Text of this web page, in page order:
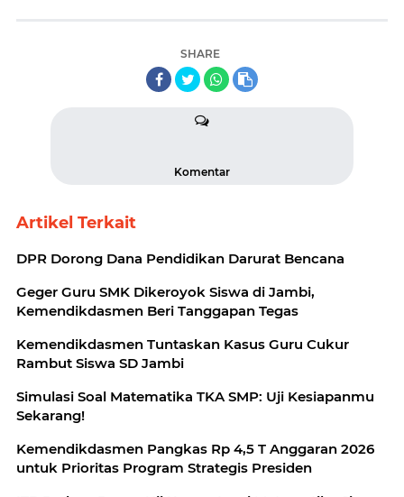
SHARE
Komentar
Artikel Terkait
DPR Dorong Dana Pendidikan Darurat Bencana
Geger Guru SMK Dikeroyok Siswa di Jambi,
Kemendikdasmen Beri Tanggapan Tegas
Kemendikdasmen Tuntaskan Kasus Guru Cukur
Rambut Siswa SD Jambi
Simulasi Soal Matematika TKA SMP: Uji Kesiapanmu
Sekarang!
Kemendikdasmen Pangkas Rp 4,5 T Anggaran 2026
untuk Prioritas Program Strategis Presiden